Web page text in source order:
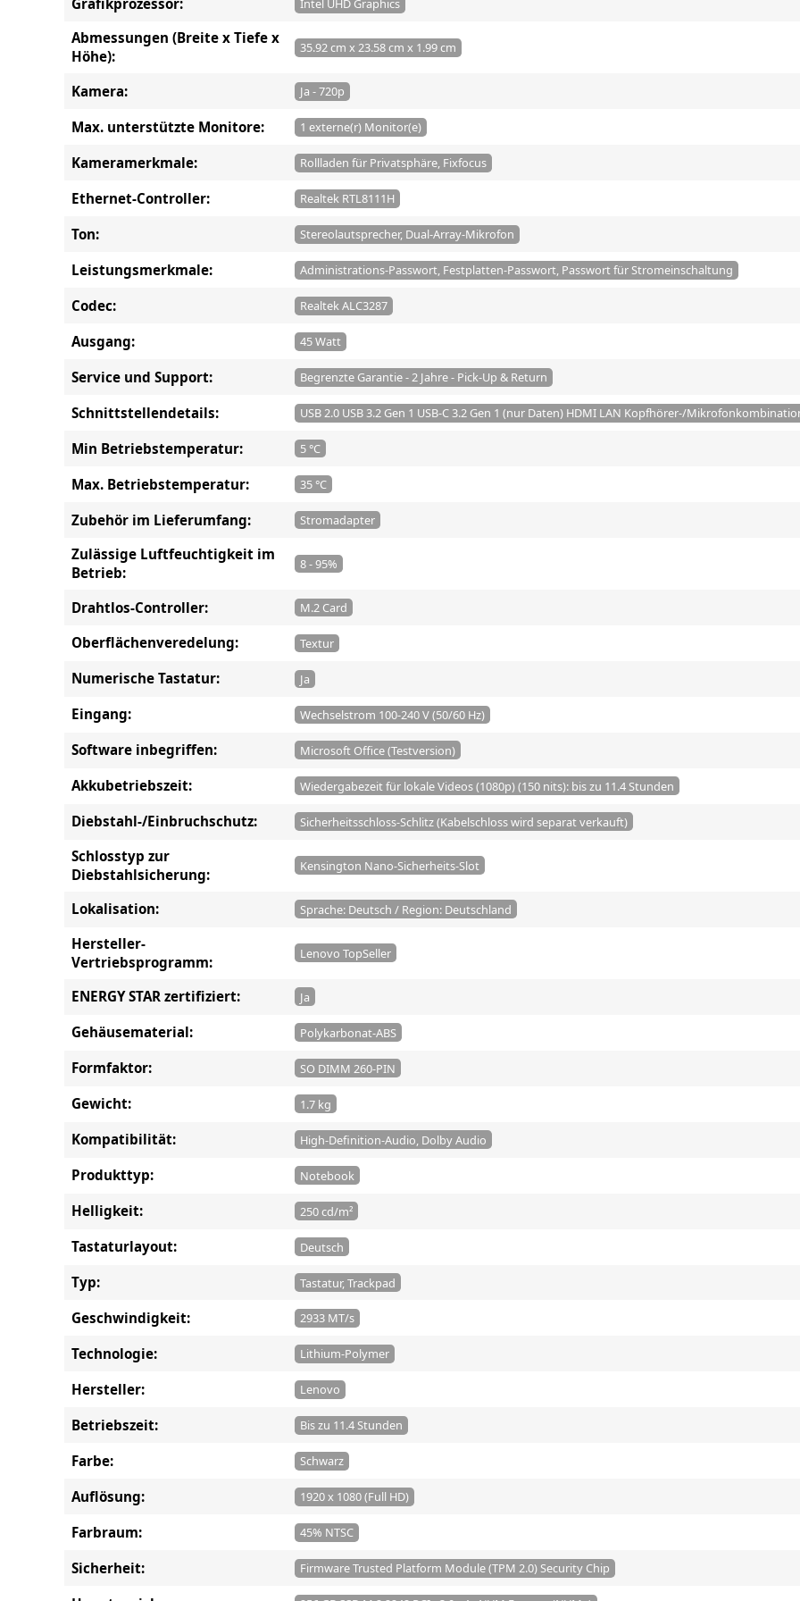
Intel UHD Graphics
Abmessungen (Breite x Tiefe x
Höhe):
35.92 cm x 23.58 cm x 1.99 cm
Kamera: Ja - 720p
Max. unterstützte Monitore: 1 externe(r) Monitor(e)
Kameramerkmale: Rollladen für Privatsphäre, Fixfocus
Ethernet-Controller: Realtek RTL8111H
Ton: Stereolautsprecher, Dual-Array-Mikrofon
Leistungsmerkmale: Administrations-Passwort, Festplatten-Passwort, Passwort für Stromeinschaltung
Codec: Realtek ALC3287
Ausgang: 45 Watt
Service und Support: Begrenzte Garantie - 2 Jahre - Pick-Up & Return
Schnittstellendetails: USB 2.0 USB 3.2 Gen 1 USB-C 3.2 Gen 1 (nur Daten) HDMI LAN Kopfhörer-/
Min Betriebstemperatur: 5 °C
Max. Betriebstemperatur: 35 °C
Zubehör im Lieferumfang: Stromadapter
Zulässige Luftfeuchtigkeit im
Betrieb:
8 - 95%
Drahtlos-Controller: M.2 Card
Oberflächenveredelung: Textur
Numerische Tastatur: Ja
Eingang: Wechselstrom 100-240 V (50/60 Hz)
Software inbegriffen: Microsoft Office (Testversion)
Akkubetriebszeit: Wiedergabezeit für lokale Videos (1080p) (150 nits): bis zu 11.4 Stunden
Diebstahl-/Einbruchschutz: Sicherheitsschloss-Schlitz (Kabelschloss wird separat verkauft)
Schlosstyp zur
Diebstahlsicherung:
Kensington Nano-Sicherheits-Slot
Lokalisation: Sprache: Deutsch / Region: Deutschland
Hersteller-
Vertriebsprogramm:
Lenovo TopSeller
ENERGY STAR zertifiziert: Ja
Gehäusematerial: Polykarbonat-ABS
Formfaktor: SO DIMM 260-PIN
Gewicht: 1.7 kg
Kompatibilität: High-Definition-Audio, Dolby Audio
Produkttyp: Notebook
Helligkeit: 250 cd/m²
Tastaturlayout: Deutsch
Typ: Tastatur, Trackpad
Geschwindigkeit: 2933 MT/s
Technologie: Lithium-Polymer
Hersteller: Lenovo
Betriebszeit: Bis zu 11.4 Stunden
Farbe: Schwarz
Auflösung: 1920 x 1080 (Full HD)
Farbraum: 45% NTSC
Sicherheit: Firmware Trusted Platform Module (TPM 2.0) Security Chip